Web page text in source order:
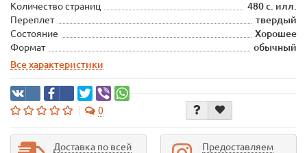
Количество страниц
480 с. илл.
Переплет
твердый
Состояние
Хорошее
Формат
обычный
Все характеристики
0
Доставка по всей
Предоставляем